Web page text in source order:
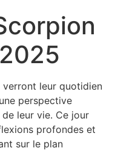
leur quotidien
perspective
leur vie. Ce jour
profondes et
sur le plan